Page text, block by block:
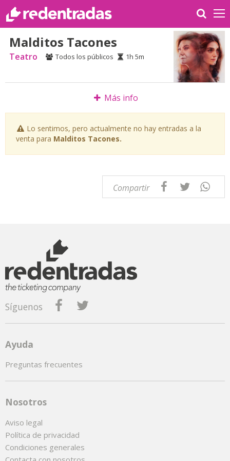
Malditos Tacones
Teatro Todos los públicos 1h 5m
Más info
Lo sentimos, pero actualmente no hay entradas a la
venta para Malditos Tacones.
Compartir
Síguenos
Ayuda
Preguntas frecuentes
Nosotros
Aviso legal
Política de privacidad
Condiciones generales